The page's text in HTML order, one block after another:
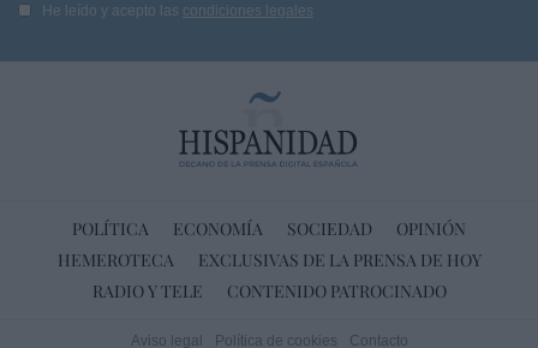
He leído y acepto las condiciones legales
POLÍTICA ECONOMÍA SOCIEDAD
OPINIÓN
HEMEROTECA
EXCLUSIVAS DE LA PRENSA DE HOY
RADIO Y TELE
CONTENIDO PATROCINADO
Aviso legal Política de cookies Contacto